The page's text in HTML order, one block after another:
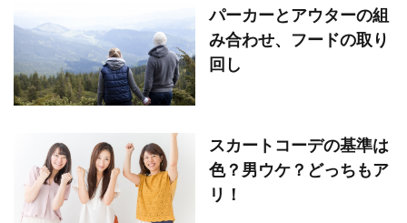
パーカーとアウターの組
み合わせ、フードの取り
回し
スカートコーデの基準は
色？男ウケ？どっちもア
リ！